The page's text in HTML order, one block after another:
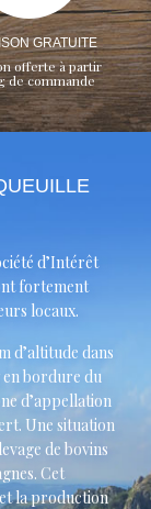
GRATUITE
offerte à partir
de commande
d’Intérêt
fortement
locaux.
d’altitude dans
en bordure du
d’appellation
Une situation
de bovins
Cet
la production